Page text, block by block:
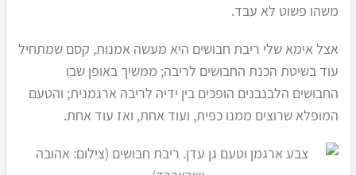
משהו פשוט לא עבד.
אצל אימא שלי ריבת חבושים היא מעשה אמנות, קסם שמתחיל
עוד בשיטת הכנת החבושים לריבה; ממשיך באופן שבו
החבושים הלבנבנים הופכים בין ידיה לריבה ארגמנית; והטעם
המופלא שרוצים ממנו כפית, ועוד אחת, ואז עוד אחת.